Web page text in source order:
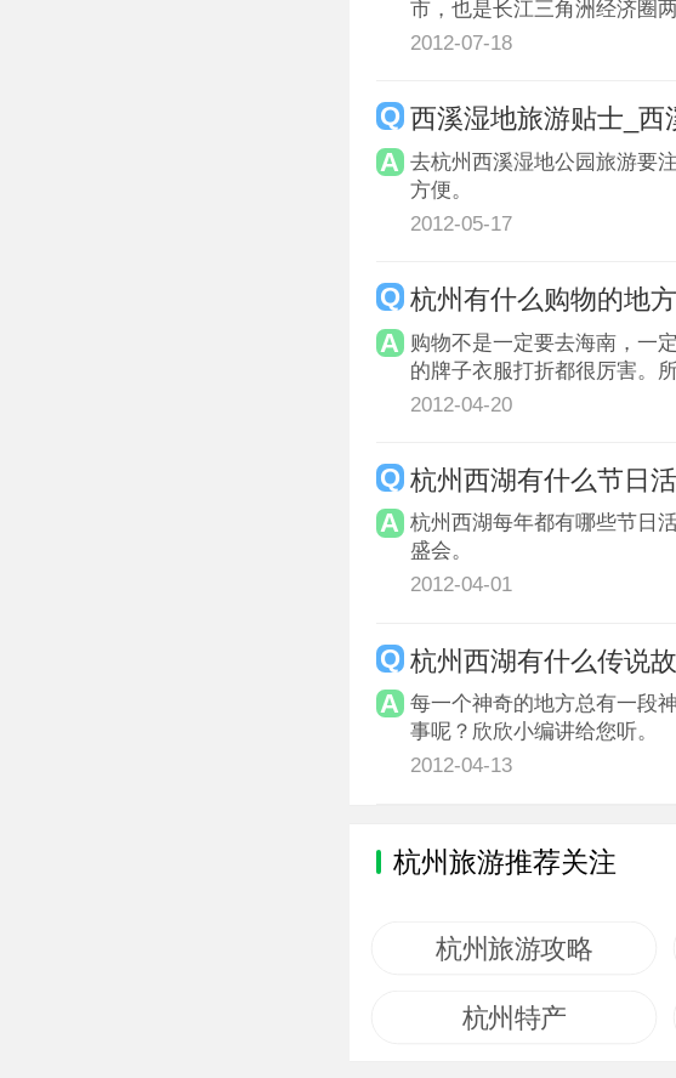
市，也是长江三角洲经济圈
2012-07-18
西溪湿地旅游贴士_西
去杭州西溪湿地公园旅游要
方便。
2012-05-17
杭州有什么购物的地
购物不是一定要去海南，一
的牌子衣服打折都很厉害。
2012-04-20
杭州西湖有什么节日
杭州西湖每年都有哪些节日
盛会。
2012-04-01
杭州西湖有什么传说
每一个神奇的地方总有一段
事呢？欣欣小编讲给您听。
2012-04-13
杭州旅游推荐关注
杭州旅游攻略
杭州特产